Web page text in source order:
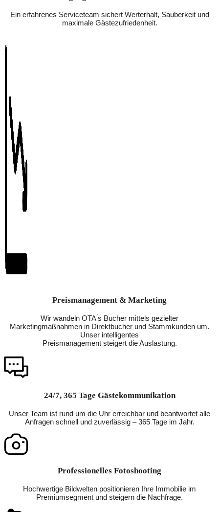
Ein erfahrenes Serviceteam sichert Werterhalt, Sauberkeit und
maximale Gästezufriedenheit.
Preismanagement & Marketing
Wir wandeln OTA ́s Bucher mittels gezielter
Marketingmaßnahmen in Direktbucher und Stammkunden um.
Unser intelligentes
Preismanagement steigert die Auslastung.
24/7, 365 Tage Gästekommunikation
Unser Team ist rund um die Uhr erreichbar und beantwortet alle
Anfragen schnell und zuverlässig – 365 Tage im Jahr.
Professionelles Fotoshooting
Hochwertige Bildwelten positionieren Ihre Immobilie im
Premiumsegment und steigern die Nachfrage.